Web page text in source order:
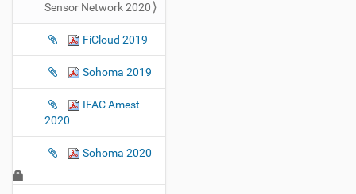
i
n
Sensor Network 2020
FiCloud 2019
Sohoma 2019
IFAC Amest
2020
Sohoma 2020